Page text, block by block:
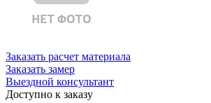
Заказать расчет материала
Заказать замер
Выездной консультант
Доступно к заказу